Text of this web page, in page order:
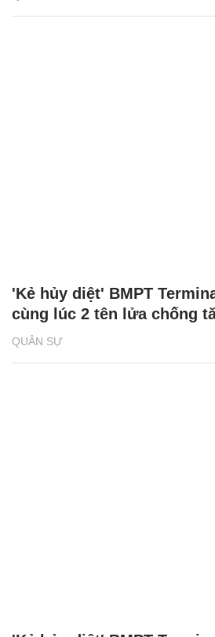
QUÂN SỰ
'Kẻ hủy diệt' BMPT
cùng lúc 2 tên lửa chống